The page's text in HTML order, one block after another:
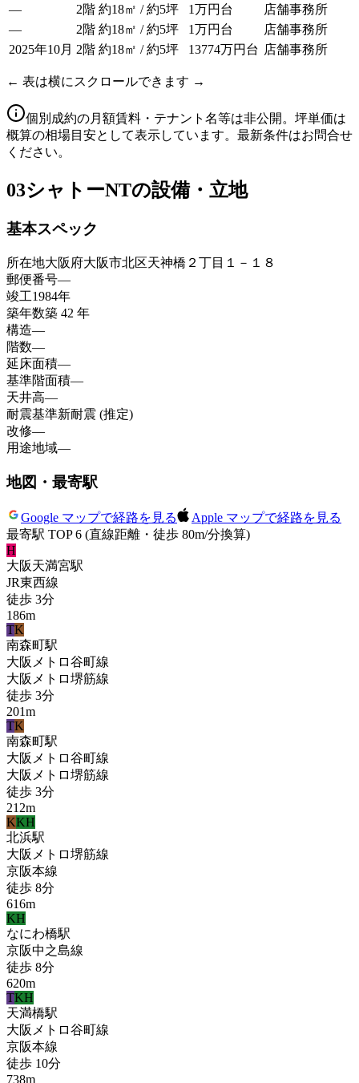
—
2階 約18㎡ / 約5坪 1万円台
店舗事務所
—
2階 約18㎡ / 約5坪 1万円台
店舗事務所
2025年10月 2階 約18㎡ / 約5坪 13774万円台 店舗事務所
← 表は横にスクロールできます →
個別成約の月額賃料・テナント名等は非公開。坪単価は
概算の相場目安として表示しています。最新条件はお問合せ
ください。
03シャトーNTの設備・立地
基本スペック
所在地大阪府大阪市北区天神橋２丁目１－１８
郵便番号—
竣工1984年
築年数築 42 年
構造—
階数—
延床面積—
基準階面積—
天井高—
耐震基準新耐震 (推定)
改修—
用途地域—
地図・最寄駅
Google マップで経路を見る
Apple マップで経路を見る
最寄駅 TOP 6 (直線距離・徒歩 80m/分換算)
H
大阪天満宮駅
JR東西線
徒歩 3分
186m
TK
南森町駅
大阪メトロ谷町線
大阪メトロ堺筋線
徒歩 3分
201m
TK
南森町駅
大阪メトロ谷町線
大阪メトロ堺筋線
徒歩 3分
212m
KKH
北浜駅
大阪メトロ堺筋線
京阪本線
徒歩 8分
616m
KH
なにわ橋駅
京阪中之島線
徒歩 8分
620m
TKH
天満橋駅
大阪メトロ谷町線
京阪本線
徒歩 10分
738m